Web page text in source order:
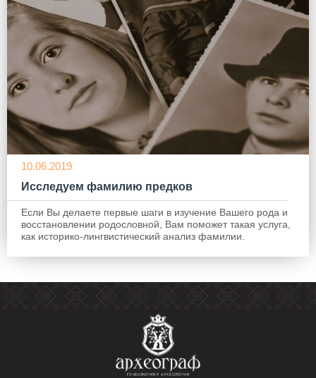
10.06.2019
Исследуем фамилию предков
Если Вы делаете первые шаги в изучение Вашего рода и
восстановлении родословной, Вам поможет такая услуга,
как историко-лингвистический анализ фамилии.